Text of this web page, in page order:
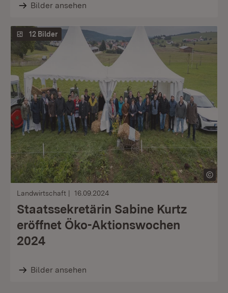
Bilder ansehen
12 Bilder
Landwirtschaft 16.09.2024
Staatssekretärin Sabine Kurtz
eröffnet Öko-Aktionswochen
2024
Bilder ansehen